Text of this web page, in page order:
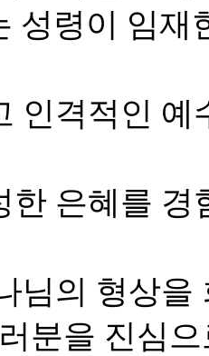
성령이 임
인격적인
한 은혜를
님의 형상
분을 진심